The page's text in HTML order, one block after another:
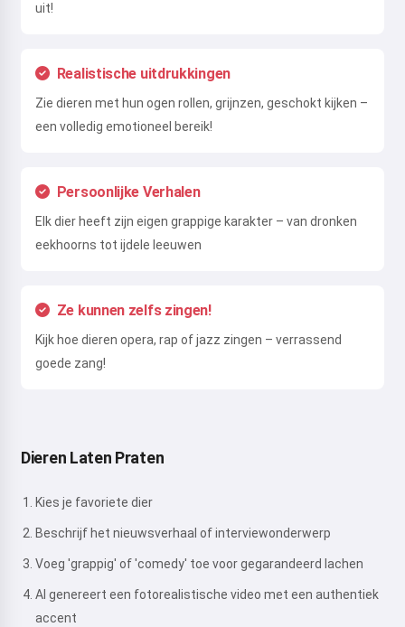
uit!
Realistische uitdrukkingen
Zie dieren met hun ogen rollen, grijnzen, geschokt kijken –
een volledig emotioneel bereik!
Persoonlijke Verhalen
Elk dier heeft zijn eigen grappige karakter – van dronken
eekhoorns tot ijdele leeuwen
Ze kunnen zelfs zingen!
Kijk hoe dieren opera, rap of jazz zingen – verrassend
goede zang!
Dieren Laten Praten
Kies je favoriete dier
Beschrijf het nieuwsverhaal of interviewonderwerp
Voeg 'grappig' of 'comedy' toe voor gegarandeerd lachen
AI genereert een fotorealistische video met een authentiek
accent